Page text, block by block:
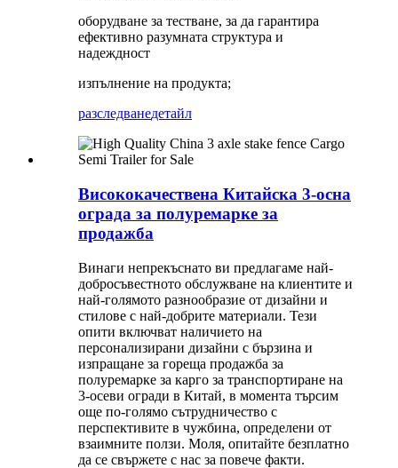
оборудване за тестване, за да гарантира
ефективно разумната структура и
надеждност
изпълнение на продукта;
разследванедетайл
Висококачествена Китайска 3-осна
ограда за полуремарке за
продажба
Винаги непрекъснато ви предлагаме най-
добросъвестното обслужване на клиентите и
най-голямото разнообразие от дизайни и
стилове с най-добрите материали. Тези
опити включват наличието на
персонализирани дизайни с бързина и
изпращане за гореща продажба за
полуремарке за карго за транспортиране на
3-осеви огради в Китай, в момента търсим
още по-голямо сътрудничество с
перспективите в чужбина, определени от
взаимните ползи. Моля, опитайте безплатно
да се свържете с нас за повече факти.